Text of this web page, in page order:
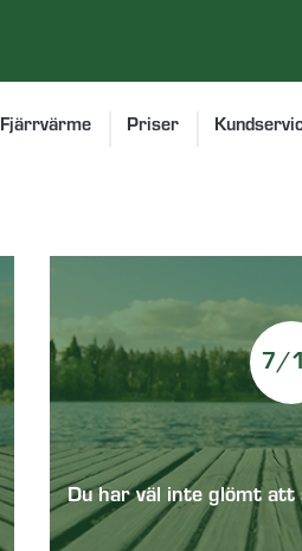
Fjärrvärme Priser
7/
Du har väl inte glömt att